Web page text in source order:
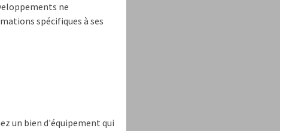
ne
spécifiques à ses
un bien d'équipement qui